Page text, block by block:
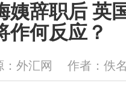
姨辞职后 英
作何反应？
：外汇网 作者：佚